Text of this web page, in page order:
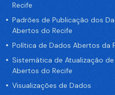
Recife
Padrões de Publicação dos
Abertos do Recife
Política de Dados Abertos da
Sistemática de Atualização
Abertos do Recife
Visualizações de Dados